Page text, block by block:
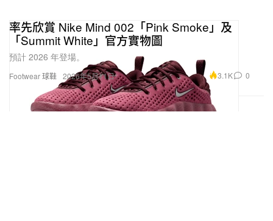
Footwear 球鞋
率先欣賞 Nike Mind 002「Pink Smoke」及
「Summit White」官方實物圖
預計 2026 年登場。
2026年5月11日 3.1K 0